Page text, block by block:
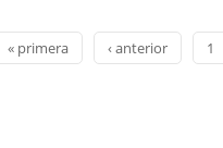
« primera ‹ anterior 1